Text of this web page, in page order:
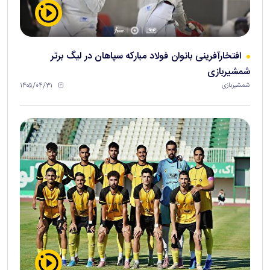
افتخارآفرینی بانوان فولاد مبارکه سپاهان در لیگ برتر
شمشیربازی
شمشیربازی ۱۴۰۵/۰۴/۳۱